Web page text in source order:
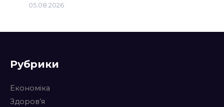
05.08.2026
Рубрики
Економіка
Здоров’я